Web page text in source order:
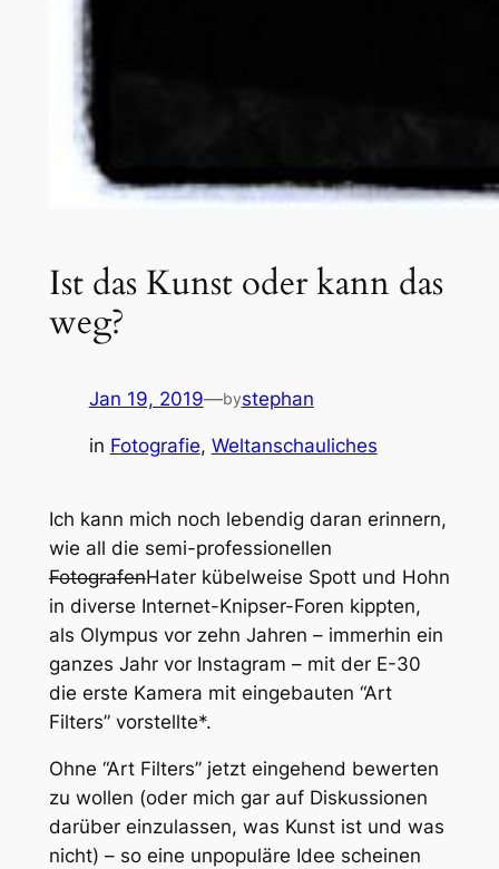
Ist das Kunst oder kann das
weg?
Jan 19, 2019—bystephan
in Fotografie, Weltanschauliches
Ich kann mich noch lebendig daran erinnern,
wie all die semi-professionellen
FotografenHater kübelweise Spott und Hohn
in diverse Internet-Knipser-Foren kippten,
als Olympus vor zehn Jahren – immerhin ein
ganzes Jahr vor Instagram – mit der E-30
die erste Kamera mit eingebauten “Art
Filters” vorstellte*.
Ohne “Art Filters” jetzt eingehend bewerten
zu wollen (oder mich gar auf Diskussionen
darüber einzulassen, was Kunst ist und was
nicht) – so eine unpopuläre Idee scheinen